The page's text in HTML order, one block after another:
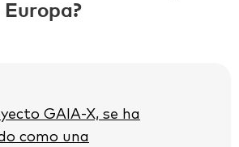
GAIA-X, se ha
como una